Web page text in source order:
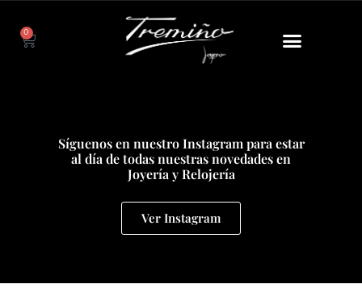
0
Síguenos en nuestro Instagram para estar
al día de todas nuestras novedades en
Joyería y Relojería
Ver Instagram